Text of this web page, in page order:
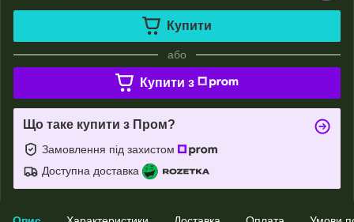
Купити
або
Купити з
Що таке купити з Пром?
Замовлення під захистом
Доступна доставка